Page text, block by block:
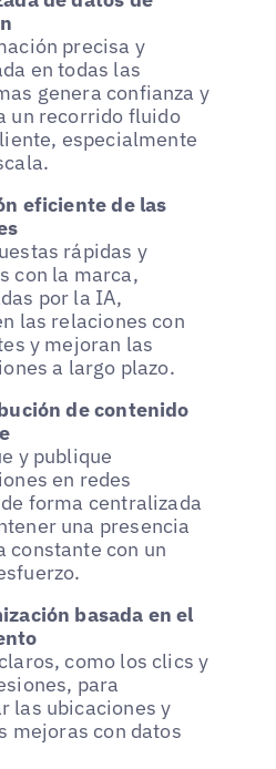
precisa y
en todas las
genera confianza y
un recorrido fluido
especialmente
eficiente de las
rápidas y
con la marca,
por la IA,
las relaciones con
y mejoran las
a largo plazo.
de contenido
y publique
en redes
forma centralizada
una presencia
constante con un
basada en el
como los clics y
para
las ubicaciones y
mejoras con datos